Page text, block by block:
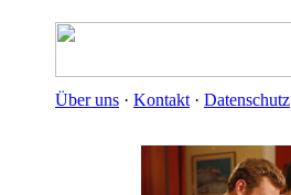
Über uns · Kontakt · Datenschutz